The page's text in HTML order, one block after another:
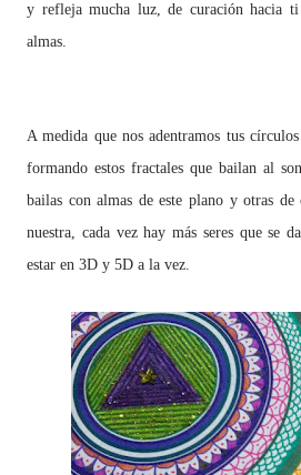
y refleja mucha luz, de curación hacia
almas.
A medida que nos adentramos tus
formando estos fractales que bailan al
bailas con almas de este plano y otras
nuestra, cada vez hay más seres que se
estar en 3D y 5D a la vez.